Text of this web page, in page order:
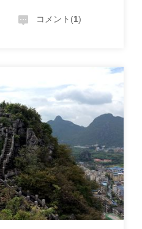
コメント(1)